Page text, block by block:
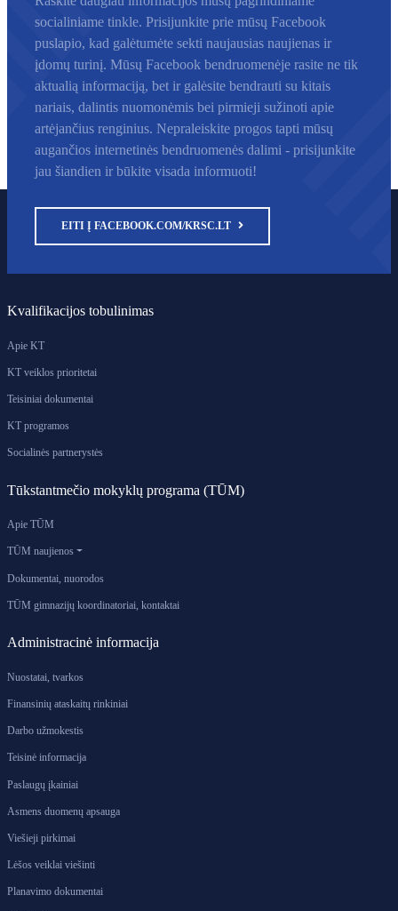
socialiniame tinkle. Prisijunkite prie mūsų Facebook
puslapio, kad galėtumėte sekti naujausias naujienas ir
įdomų turinį. Mūsų Facebook bendruomenėje rasite ne tik
aktualią informaciją, bet ir galėsite bendrauti su kitais
nariais, dalintis nuomonėmis bei pirmieji sužinoti apie
artėjančius renginius. Nepraleiskite progos tapti mūsų
augančios internetinės bendruomenės dalimi - prisijunkite
jau šiandien ir būkite visada informuoti!
EITI Į FACEBOOK.COM/KRSC.LT
Kvalifikacijos tobulinimas
Apie KT
KT veiklos prioritetai
Teisiniai dokumentai
KT programos
Socialinės partnerystės
Tūkstantmečio mokyklų programa (TŪM)
Apie TŪM
TŪM naujienos
Dokumentai, nuorodos
TŪM gimnazijų koordinatoriai, kontaktai
Administracinė informacija
Nuostatai, tvarkos
Finansinių ataskaitų rinkiniai
Darbo užmokestis
Teisinė informacija
Paslaugų įkainiai
Asmens duomenų apsauga
Viešieji pirkimai
Lėšos veiklai viešinti
Planavimo dokumentai